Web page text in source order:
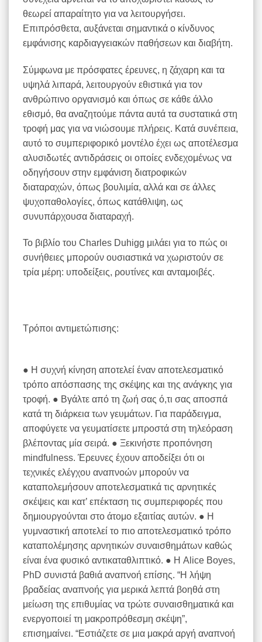
θεωρεί απαραίτητο για να λειτουργήσει.
Επιπρόσθετα, αυξάνεται σημαντικά ο κίνδυνος
εμφάνισης καρδιαγγειακών παθήσεων και διαβήτη.
Σύμφωνα με πρόσφατες έρευνες, η ζάχαρη και τα
υψηλά λιπαρά, λειτουργούν εθιστικά για τον
ανθρώπινο οργανισμό και όπως σε κάθε άλλο
εθισμό, θα αναζητούμε πάντα αυτά τα συστατικά στη
τροφή μας για να νιώσουμε πλήρεις. Κατά συνέπεια,
αυτό το συμπεριφορικό μοντέλο έχει ως αποτέλεσμα
αλυσιδωτές αντιδράσεις οι οποίες ενδεχομένως να
οδηγήσουν στην εμφάνιση διατροφικών
διαταραχών, όπως βουλιμία, αλλά και σε άλλες
ψυχοπαθολογίες, όπως κατάθλιψη, ως
συνυπάρχουσα διαταραχή.
Το βιβλίο του Charles Duhigg μιλάει για το πώς οι
συνήθειες μπορούν ουσιαστικά να χωριστούν σε
τρία μέρη: υποδείξεις, ρουτίνες και ανταμοιβές.
Τρόποι αντιμετώπισης:
● Η συχνή κίνηση αποτελεί έναν αποτελεσματικό
τρόπο απόσπασης της σκέψης και της ανάγκης για
τροφή. ● Βγάλτε από τη ζωή σας ό,τι σας αποσπά
κατά τη διάρκεια των γευμάτων. Για παράδειγμα,
αποφύγετε να γευματίσετε μπροστά στη τηλεόραση
βλέποντας μία σειρά. ● Ξεκινήστε προπόνηση
mindfulness. Έρευνες έχουν αποδείξει ότι οι
τεχνικές ελέγχου αναπνοών μπορούν να
καταπολεμήσουν αποτελεσματικά τις αρνητικές
σκέψεις και κατ’ επέκταση τις συμπεριφορές που
δημιουργούνται στο άτομο εξαιτίας αυτών. ● Η
γυμναστική αποτελεί το πιο αποτελεσματικό τρόπο
καταπολέμησης αρνητικών συναισθημάτων καθώς
είναι ένα φυσικό αντικαταθλιπτικό. ● Η Alice Boyes,
PhD συνιστά βαθιά αναπνοή επίσης. “Η λήψη
βραδείας αναπνοής για μερικά λεπτά βοηθά στη
μείωση της επιθυμίας να τρώτε συναισθηματικά και
ενεργοποιεί τη μακροπρόθεσμη σκέψη”,
επισημαίνει. “Εστιάζετε σε μια μακρά αργή αναπνοή